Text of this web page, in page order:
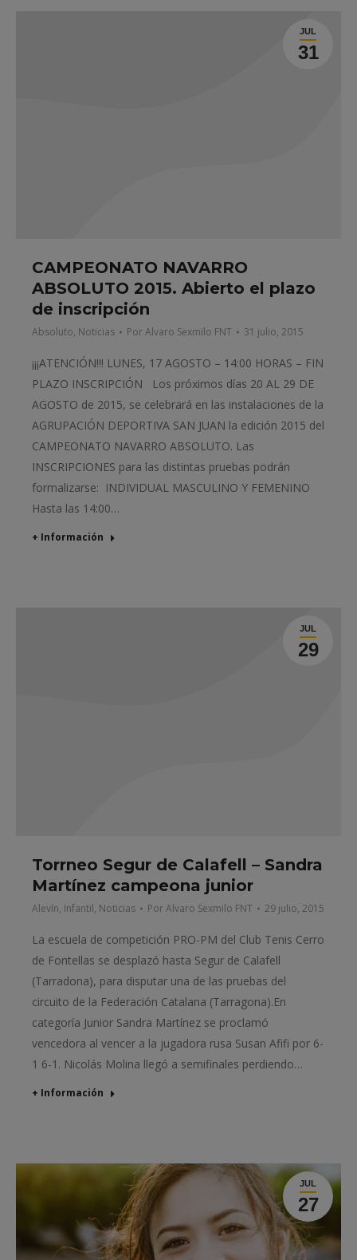
JUL
31
CAMPEONATO NAVARRO
ABSOLUTO 2015. Abierto el plazo
de inscripción
Absoluto, Noticias PorAlvaro Sexmilo FNT 31 julio, 2015
¡¡¡ATENCIÓN!!! LUNES, 17 AGOSTO – 14:00 HORAS – FIN
PLAZO INSCRIPCIÓN Los próximos días 20 AL 29 DE
AGOSTO de 2015, se celebrará en las instalaciones de la
AGRUPACIÓN DEPORTIVA SAN JUAN la edición 2015 del
CAMPEONATO NAVARRO ABSOLUTO. Las
INSCRIPCIONES para las distintas pruebas podrán
formalizarse: INDIVIDUAL MASCULINO Y FEMENINO
Hasta las 14:00…
+ Información
JUL
29
Torrneo Segur de Calafell – Sandra
Martínez campeona junior
Alevín, Infantil, Noticias PorAlvaro Sexmilo FNT 29 julio, 2015
La escuela de competición PRO-PM del Club Tenis Cerro
de Fontellas se desplazó hasta Segur de Calafell
(Tarradona), para disputar una de las pruebas del
circuito de la Federación Catalana (Tarragona).En
categoría Junior Sandra Martínez se proclamó
vencedora al vencer a la jugadora rusa Susan Afifi por 6-
1 6-1. Nicolás Molina llegó a semifinales perdiendo…
+ Información
JUL
27